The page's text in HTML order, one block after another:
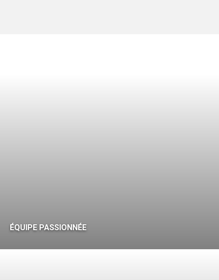
ÉQUIPE PASSIONNÉE